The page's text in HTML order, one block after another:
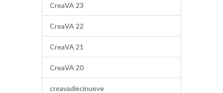
CreaVA 23
CreaVA 22
CreaVA 21
CreaVA 20
creavadiecinueve